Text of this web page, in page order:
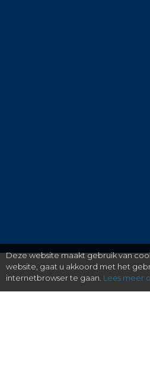
Deze website maakt gebruik van
website, gaat u akkoord met het
internetbrowser te gaan. Lees meer